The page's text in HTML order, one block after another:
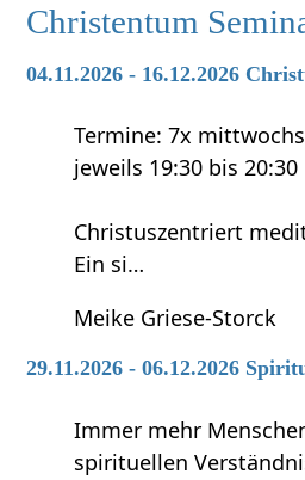
Christentum
04.11.2026 - 16.12.2026
Termine: 7x
jeweils 19:30 bis 20:30
Christuszentriert
Ein si…
Meike Griese-Storck
29.11.2026 - 06.12.2026
Immer mehr
spirituellen